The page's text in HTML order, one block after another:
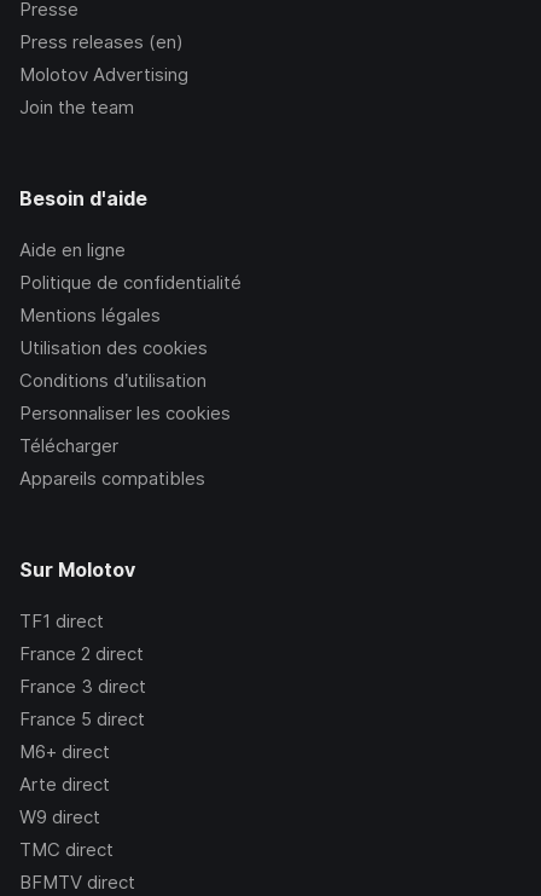
Presse
Press releases (en)
Molotov Advertising
Join the team
Besoin d'aide
Aide en ligne
Politique de confidentialité
Mentions légales
Utilisation des cookies
Conditions d’utilisation
Personnaliser les cookies
Télécharger
Appareils compatibles
Sur Molotov
TF1 direct
France 2 direct
France 3 direct
France 5 direct
M6+ direct
Arte direct
W9 direct
TMC direct
BFMTV direct